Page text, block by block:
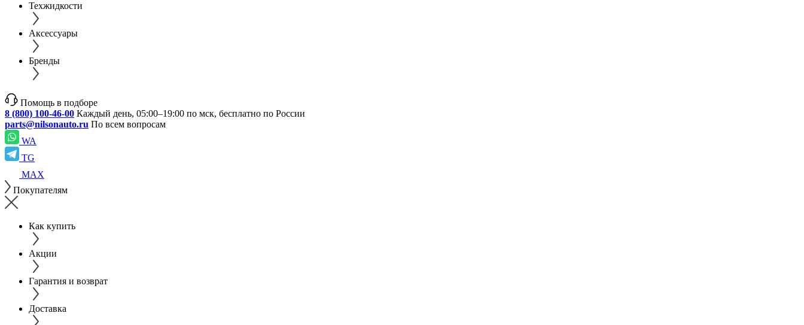
Техжидкости
Аксессуары
Бренды
Помощь в подборе
8 (800) 100-46-00 Каждый день, 05:00–19:00 по мск, бесплатно по России
parts@nilsonauto.ru По всем вопросам
WA
TG
MAX
Покупателям
Как купить
Акции
Гарантия и возврат
Доставка